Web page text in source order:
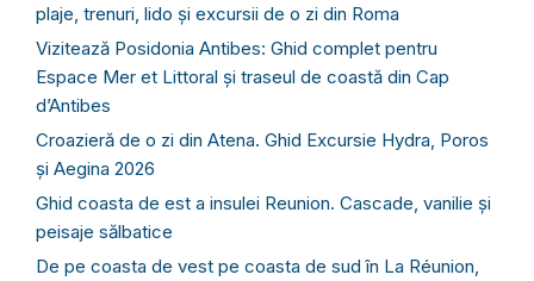
plaje, trenuri, lido și excursii de o zi din Roma
Vizitează Posidonia Antibes: Ghid complet pentru
Espace Mer et Littoral și traseul de coastă din Cap
d’Antibes
Croazieră de o zi din Atena. Ghid Excursie Hydra, Poros
și Aegina 2026
Ghid coasta de est a insulei Reunion. Cascade, vanilie și
peisaje sălbatice
De pe coasta de vest pe coasta de sud în La Réunion,